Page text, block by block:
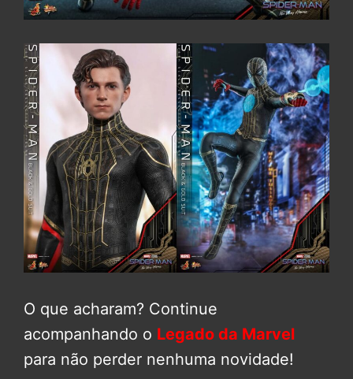
O que acharam? Continue
acompanhando o Legado da Marvel
para não perder nenhuma novidade!